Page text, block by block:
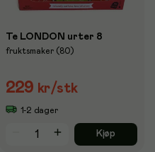
Te LONDON urter 8
fruktsmaker (80)
229 kr/stk
1-2 dager
Kjøp